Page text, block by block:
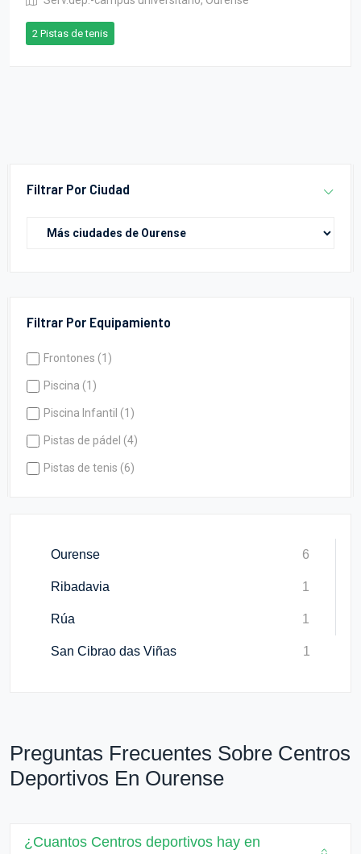
Filtrar Por Ciudad
Filtrar Por Equipamiento
Frontones (1)
Piscina (1)
Piscina Infantil (1)
Pistas de pádel (4)
Pistas de tenis (6)
2 Pistas de tenis
Ourense 6
Ribadavia 1
Rúa 1
San Cibrao das Viñas 1
Preguntas Frecuentes Sobre Centros
Deportivos En Ourense
¿Cuantos Centros deportivos hay en